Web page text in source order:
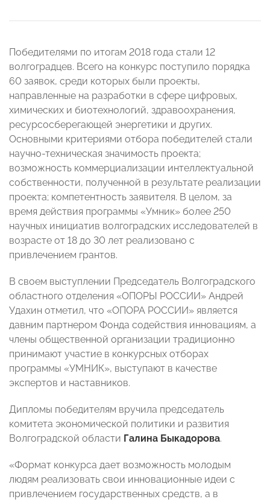
Победителями по итогам 2018 года стали 12
волгоградцев. Всего на конкурс поступило порядка
60 заявок, среди которых были проекты,
направленные на разработки в сфере цифровых,
химических и биотехнологий, здравоохранения,
ресурсосберегающей энергетики и других.
Основными критериями отбора победителей стали
научно-техническая значимость проекта;
возможность коммерциализации интеллектуальной
собственности, полученной в результате реализации
проекта; компетентность заявителя. В целом, за
время действия программы «Умник» более 250
научных инициатив волгоградских исследователей в
возрасте от 18 до 30 лет реализовано с
привлечением грантов.
В своем выступлении Председатель Волгоградского
областного отделения «ОПОРЫ РОССИИ» Андрей
Удахин отметил, что «ОПОРА РОССИИ» является
давним партнером Фонда содействия инновациям, а
члены общественной организации традиционно
принимают участие в конкурсных отборах
программы «УМНИК», выступают в качестве
экспертов и наставников.
Дипломы победителям вручила председатель
комитета экономической политики и развития
Волгоградской области Галина Быкадорова.
«Формат конкурса дает возможность молодым
людям реализовать свои инновационные идеи с
привлечением государственных средств, а в